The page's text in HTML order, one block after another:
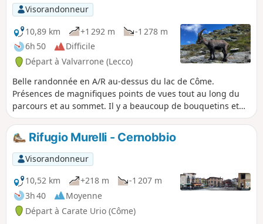
Visorandonneur
10,89 km
+1 292 m
-1 278 m
6h 50
Difficile
Départ à Valvarrone (Lecco)
Belle randonnée en A/R au-dessus du lac de Côme.
Présences de magnifiques points de vues tout au long du
parcours et au sommet. Il y a beaucoup de bouquetins et
quelques chamois, tous peu craintifs. La randonnée est
assez physique, ça monte raide tout le long ! Mais sentiers
les sentiers sont bien marqués, avec quelques passages où
il faut mettre les mains, mais pas de difficulté majeur et pas
de passages exposés. Randonnée à faire par temps (et sol)
sec. Les routes d’accès au départ sont très étroites.
Rifugio Murelli - Cernobbio
Visorandonneur
10,52 km
+218 m
-1 207 m
3h 40
Moyenne
Départ à Carate Urio (Côme)